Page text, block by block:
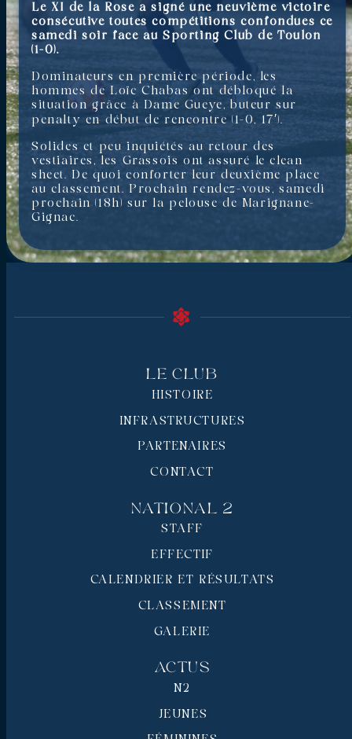
Le XI de la Rose a signé une neuvième victoire
consécutive toutes compétitions confondues ce
samedi soir face au Sporting Club de Toulon
(1-0).
Dominateurs en première période, les
hommes de Loïc Chabas ont débloqué la
situation grâce à Dame Gueye, buteur sur
penalty en début de rencontre (1-0, 17′).
Solides et peu inquiétés au retour des
vestiaires, les Grassois ont assuré le clean
sheet. De quoi conforter leur deuxième place
au classement. Prochain rendez-vous, samedi
prochain (18h) sur la pelouse de Marignane-
Gignac.
Le Club
HISTOIRE
INFRASTRUCTURES
PARTENAIRES
CONTACT
National 2
STAFF
EFFECTIF
CALENDRIER ET RÉSULTATS
CLASSEMENT
GALERIE
Actus
N2
JEUNES